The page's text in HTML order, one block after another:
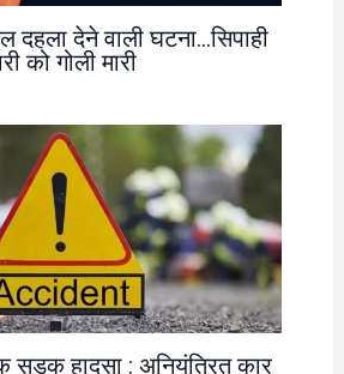
दहला देने वाली घटना…सिपाही
को गोली मारी
सड़क हादसा : अनियंत्रित कार